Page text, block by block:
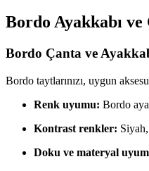
Bordo Ayakkabı
Bordo Çanta ve
Bordo taytlarınızı, uygun
Renk uyumu: Bordo
Kontrast renkler:
Doku ve materyal